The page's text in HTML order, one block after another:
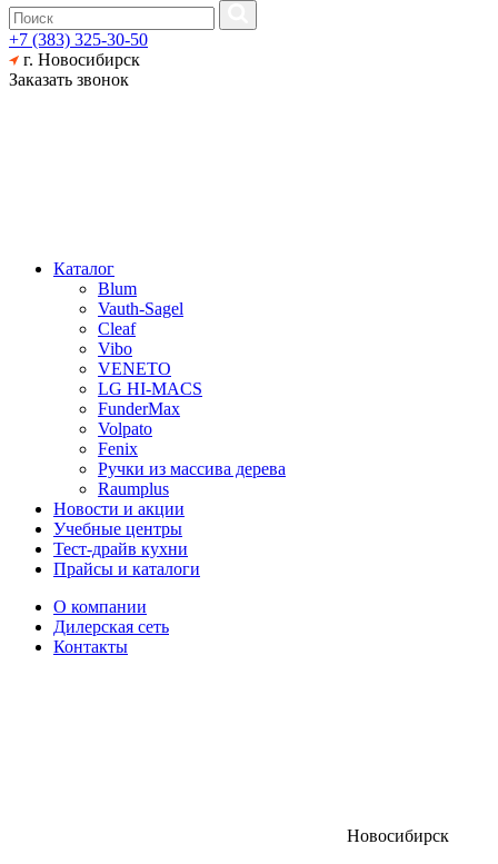
+7 (383) 325-30-50
г. Новосибирск
Заказать звонок
Каталог
Blum
Vauth-Sagel
Cleaf
Vibo
VENETO
LG HI-MACS
FunderMax
Volpato
Fenix
Ручки из массива дерева
Raumplus
Новости и акции
Учебные центры
Тест-драйв кухни
Прайсы и каталоги
О компании
Дилерская сеть
Контакты
Новосибирск